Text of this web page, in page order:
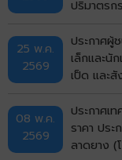
ปริมาตรก
จำนวน 5
bidding)
25 พ.ค.
2569
ประกาศผู้
เล็กและนั
เป็ด และ
08 พ.ค.
2569
ประกาศเ
ราคา ประ
ลาดยาง